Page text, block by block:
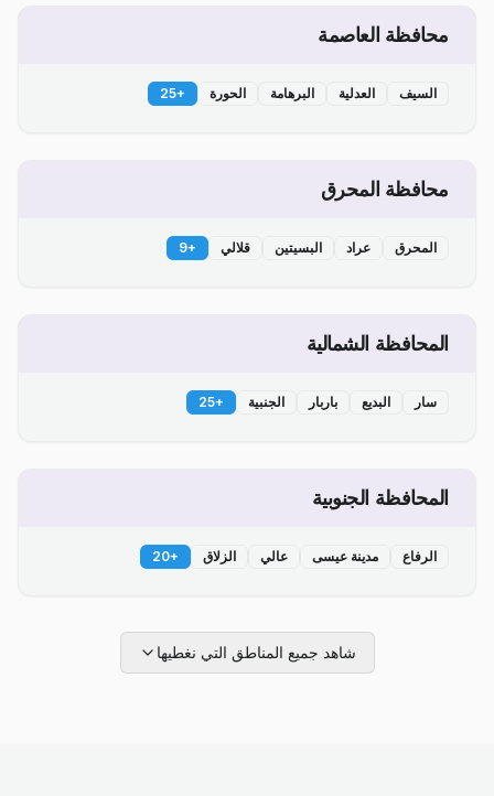
محافظة العاصمة
السيف العدلية البرهامة الحورة +
25
محافظة المحرق
المحرق عراد البسيتين قلالي +
9
المحافظة الشمالية
سار البديع باربار الجنبية +
25
المحافظة الجنوبية
الرفاع مدينة عيسى عالي الزلاق +
20
شاهد جميع المناطق التي نغطيها